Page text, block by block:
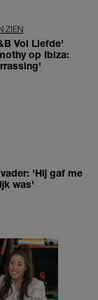
ZIEN
Vol Liefde'
op Ibiza:
'Hij gaf me
was'